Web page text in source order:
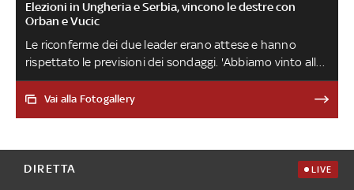
Elezioni in Ungheria e Serbia, vincono le destre con
Orban e Vucic
Le riconferme dei due leader erano attese e hanno
rispettato le previsioni dei sondaggi. 'Abbiamo vinto alla
grande e contro tutti, anche contro Zelensky', ha
esultato il premier ungherese. Il filorusso Vucic ha
partito nelle parlamentari anticipate
Vai alla Fotogallery
DIRETTA LIVE